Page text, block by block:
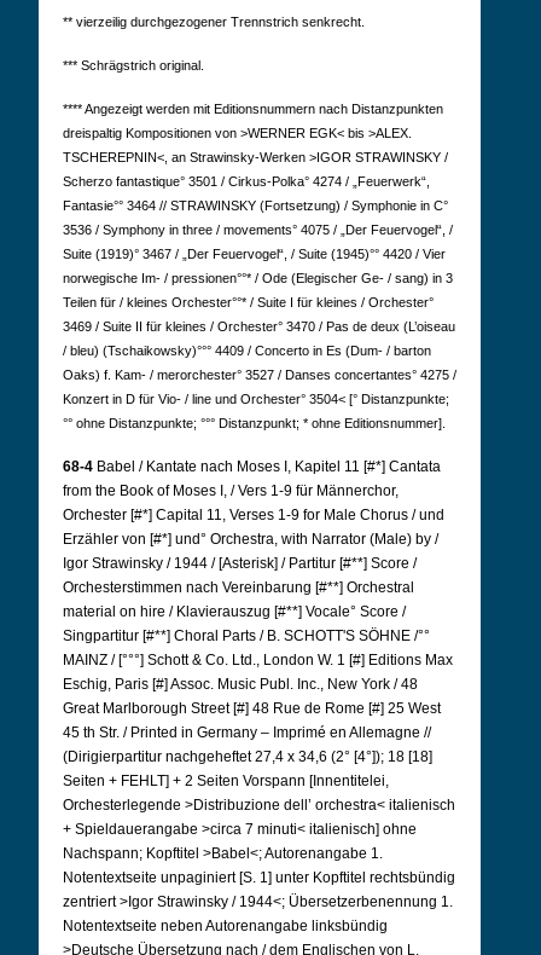
** vierzeilig durchgezogener Trennstrich senkrecht.
*** Schrägstrich original.
**** Angezeigt werden mit Editionsnummern nach Distanzpunkten
dreispaltig Kompositionen von >WERNER EGK< bis >ALEX.
TSCHEREPNIN<, an Strawinsky-Werken >IGOR STRAWINSKY /
Scherzo fantastique° 3501 / Cirkus-Polka° 4274 / „Feuerwerk“,
Fantasie°° 3464 // STRAWINSKY (Fortsetzung) / Symphonie in C°
3536 / Symphony in three / movements° 4075 / „Der Feuervogel“, /
Suite (1919)° 3467 / „Der Feuervogel“, / Suite (1945)°° 4420 / Vier
norwegische Im- / pressionen°°* / Ode (Elegischer Ge- / sang) in 3
Teilen für / kleines Orchester°°* / Suite I für kleines / Orchester°
3469 / Suite II für kleines / Orchester° 3470 / Pas de deux (L’oiseau
/ bleu) (Tschaikowsky)°°° 4409 / Concerto in Es (Dum- / barton
Oaks) f. Kam- / merorchester° 3527 / Danses concertantes° 4275 /
Konzert in D für Vio- / line und Orchester° 3504< [° Distanzpunkte;
°° ohne Distanzpunkte; °°° Distanzpunkt; * ohne Editionsnummer].
68-4 Babel / Kantate nach Moses I, Kapitel 11 [#*] Cantata
from the Book of Moses I, / Vers 1-9 für Männerchor,
Orchester [#*] Capital 11, Verses 1-9 for Male Chorus / und
Erzähler von [#*] und° Orchestra, with Narrator (Male) by /
Igor Strawinsky / 1944 / [Asterisk] / Partitur [#**] Score /
Orchesterstimmen nach Vereinbarung [#**] Orchestral
material on hire / Klavierauszug [#**] Vocale° Score /
Singpartitur [#**] Choral Parts / B. SCHOTT'S SÖHNE /°°
MAINZ / [°°°] Schott & Co. Ltd., London W. 1 [#] Editions Max
Eschig, Paris [#] Assoc. Music Publ. Inc., New York / 48
Great Marlborough Street [#] 48 Rue de Rome [#] 25 West
45 th Str. / Printed in Germany – Imprimé en Allemagne //
(Dirigierpartitur nachgeheftet 27,4 x 34,6 (2° [4°]); 18 [18]
Seiten + FEHLT] + 2 Seiten Vorspann [Innentitelei,
Orchesterlegende >Distribuzione dell’ orchestra< italienisch
+ Spieldauerangabe >circa 7 minuti< italienisch] ohne
Nachspann; Kopftitel >Babel<; Autorenangabe 1.
Notentextseite unpaginiert [S. 1] unter Kopftitel rechtsbündig
zentriert >Igor Strawinsky / 1944<; Übersetzerbenennung 1.
Notentextseite neben Autorenangabe linksbündig
>Deutsche Übersetzung nach / dem Englischen von L.